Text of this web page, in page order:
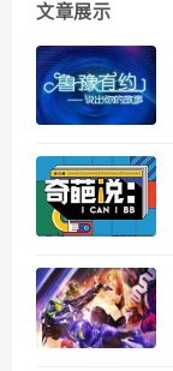
文章展示